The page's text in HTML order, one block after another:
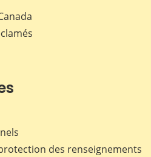
des renseignements